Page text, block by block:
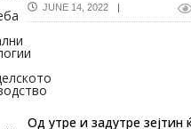
JUNE 14, 2022
Од утре и задутре зејтин